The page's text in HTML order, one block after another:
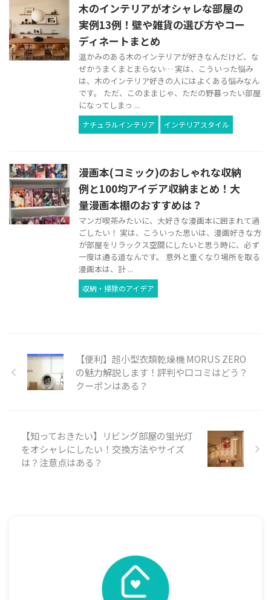
木のインテリアがオシャレな部屋の
実例13例！壁や雑貨の選び方やコー
ディネートまとめ
温かみのある木のインテリアが好きなんだけど、な
ぜかうまくまとまらない… 実は、こういった悩み
は、木のインテリア好きの人にはよくある悩みなん
です。 ただ、このままじゃ、ただの野暮ったい部屋
になってしまっ ...
ナチュラルインテリア インテリアスタイル
漫画本(コミック)のおしゃれな収納
例と100均アイデア収納まとめ！大
量漫画本棚のおすすめは？
マンガ喫茶みたいに、大好きな漫画本に囲まれて過
ごしたい！ 実は、こういった思いは、漫画好きな方
が部屋をリラックス空間にしたいと思う時に、必ず
一度は通る道なんです。 意外と重くなり場所を取る
漫画本は、計 ...
収納・掃除のアイデア
【便利】超小型衣類乾燥機 MORUS ZERO
の魅力解説します！評判や口コミはどう？
クーポンはある？
【知っておきたい】リビング部屋の蛍光灯
をオシャレにしたい！交換方法やサイズ
は？注意点はある？